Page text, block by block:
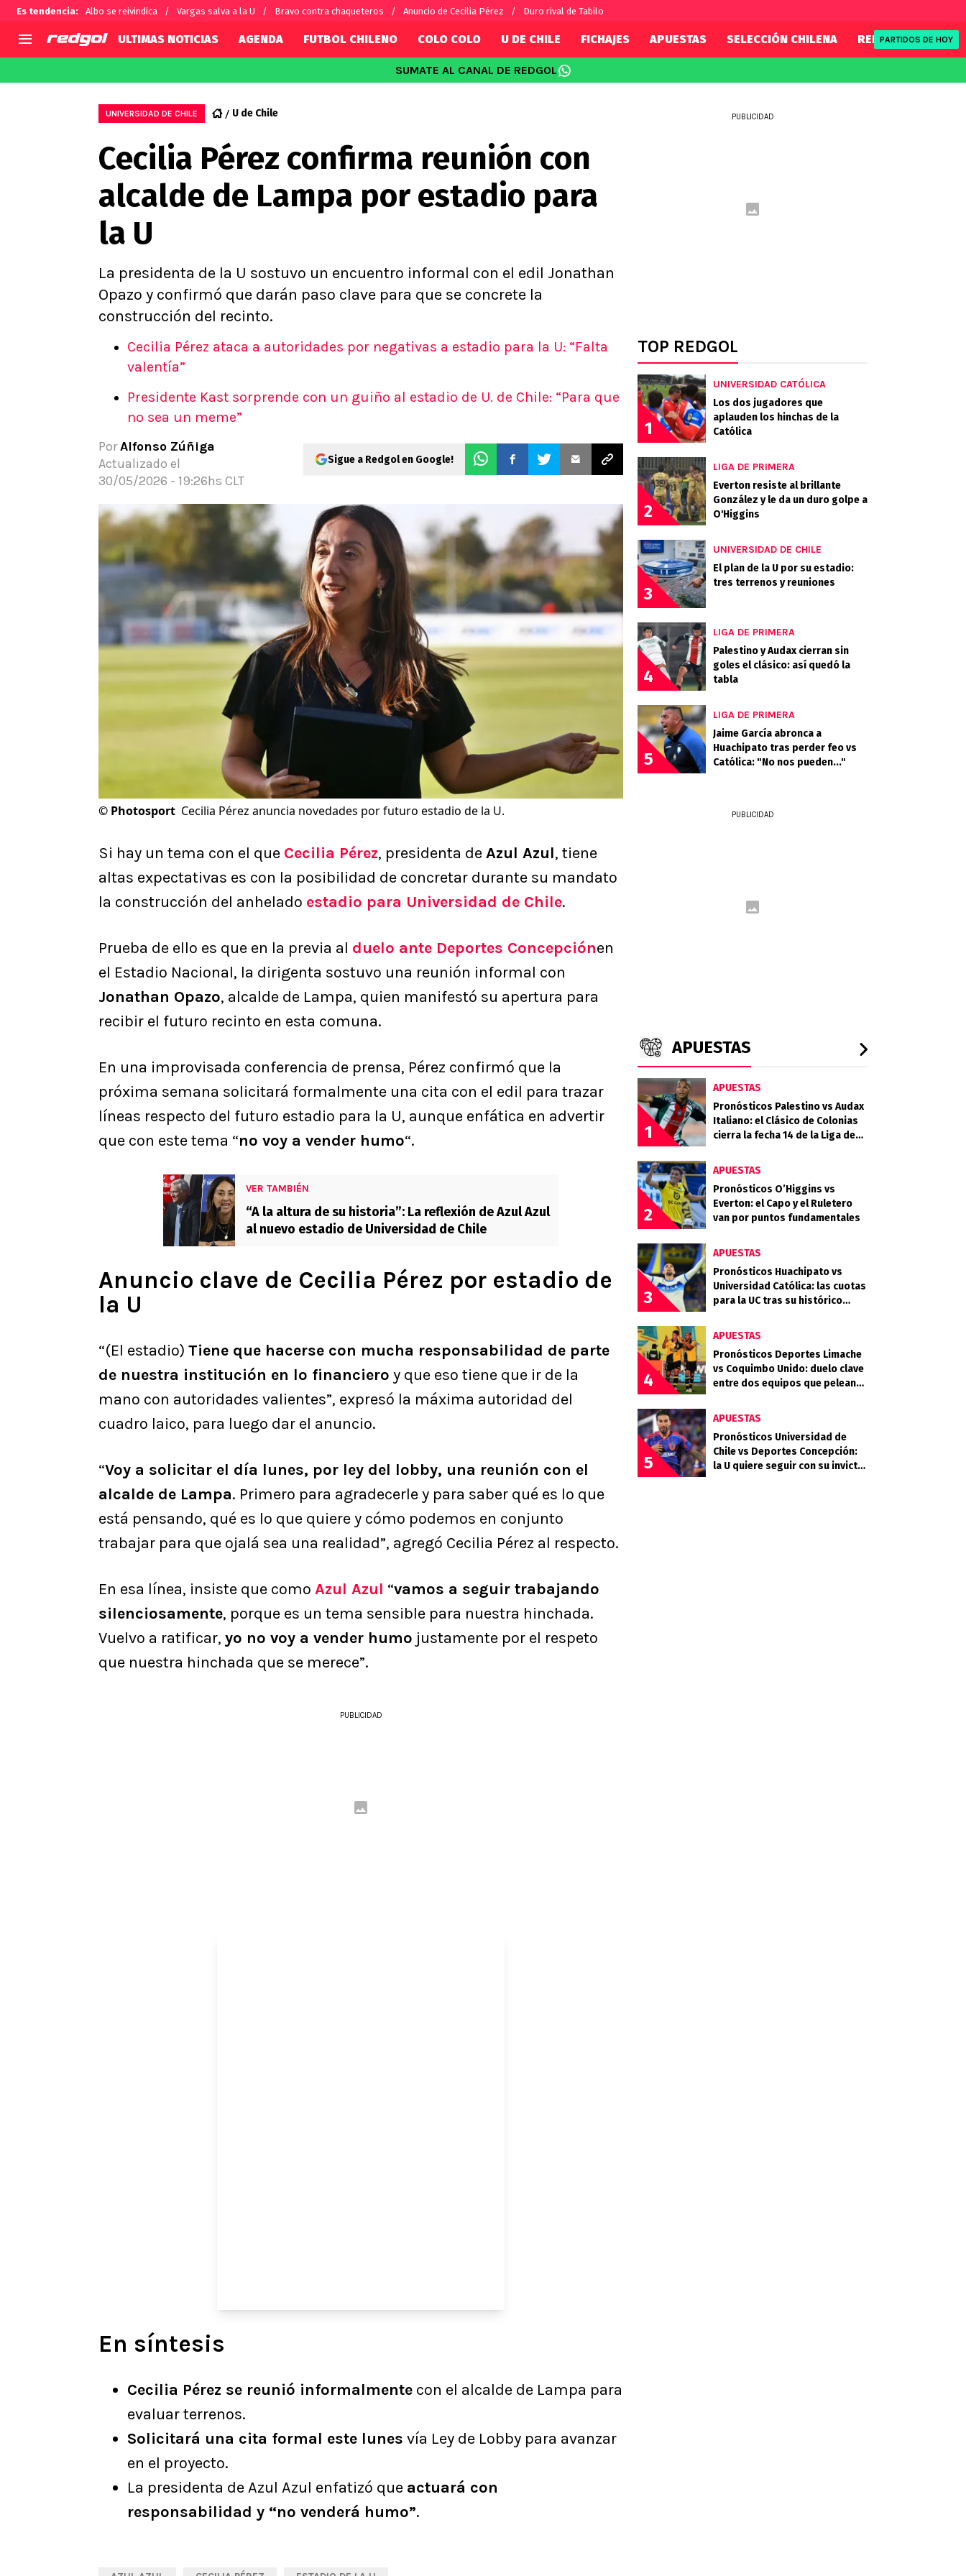
Es tendencia: Albo se reivindica Vargas salva a la U Bravo contra chaqueteros Anuncio de Cecilia Pérez Duro rival de Tabilo
Selección Chilena
U de Chile
U Católica
Campeonato Nacional
Primera B
Copa Chile
Supercopa Chile
Campeonato Femenino
Alexis Sánchez
Carlos Palacios
Chilenos por el mundo
Fútbol Argentino
Fútbol Brasileño
Conference League
Ligue 1
Premier League
Serie A
ULTIMAS NOTICIAS AGENDA FUTBOL CHILENO COLO COLO U DE CHILE FICHAJES APUESTAS SELECCIÓN CHILENA REDSPORT
PARTIDOS DE HOY
SUMATE AL CANAL DE REDGOL
UNIVERSIDAD DE CHILE U de Chile
Cecilia Pérez confirma reunión con
alcalde de Lampa por estadio para
la U
La presidenta de la U sostuvo un encuentro informal con el edil Jonathan
Opazo y confirmó que darán paso clave para que se concrete la
construcción del recinto.
Cecilia Pérez ataca a autoridades por negativas a estadio para la U: “Falta
valentía”
Presidente Kast sorprende con un guiño al estadio de U. de Chile: “Para que
no sea un meme”
PorAlfonso Zúñiga
Actualizado el
30/05/2026 - 19:26hs CLT
Sigue a Redgol en Google!
© Photosport Cecilia Pérez anuncia novedades por futuro estadio de la U.
Si hay un tema con el que Cecilia Pérez, presidenta deAzul Azul, tiene
altas expectativas es con la posibilidad de concretar durante su mandato
la construcción del anhelado estadio para Universidad de Chile.
Prueba de ello es que en la previa al duelo ante Deportes Concepciónen
el Estadio Nacional, la dirigenta sostuvo una reunión informal con
Jonathan Opazo, alcalde de Lampa, quien manifestó su apertura para
recibir el futuro recinto en esta comuna.
En una improvisada conferencia de prensa, Pérez confirmó que la
próxima semana solicitará formalmente una cita con el edil para trazar
líneas respecto del futuro estadio para la U, aunque enfática en advertir
que con este tema “no voy a vender humo“.
VER TAMBIÉN
“A la altura de su historia”: La reflexión de Azul Azul
al nuevo estadio de Universidad de Chile
Anuncio clave de Cecilia Pérez por estadio de
la U
“(El estadio) Tiene que hacerse con mucha responsabilidad de parte
de nuestra institución en lo financiero y que eso tiene que ir de la
mano con autoridades valientes”, expresó la máxima autoridad del
cuadro laico, para luego dar el anuncio.
“Voy a solicitar el día lunes, por ley del lobby, una reunión con el
alcalde de Lampa. Primero para agradecerle y para saber qué es lo que
está pensando, qué es lo que quiere y cómo podemos en conjunto
trabajar para que ojalá sea una realidad”, agregó Cecilia Pérez al respecto.
En esa línea, insiste que como Azul Azul “vamos a seguir trabajando
silenciosamente, porque es un tema sensible para nuestra hinchada.
Vuelvo a ratificar, yo no voy a vender humo justamente por el respeto
que nuestra hinchada que se merece”.
PUBLICIDAD
En síntesis
Cecilia Pérez se reunió informalmente con el alcalde de Lampa para
evaluar terrenos.
Solicitará una cita formal este lunes vía Ley de Lobby para avanzar
en el proyecto.
La presidenta de Azul Azul enfatizó que actuará con
responsabilidad y “no venderá humo”.
PUBLICIDAD
TOP REDGOL
1
UNIVERSIDAD CATÓLICA
Los dos jugadores que
aplauden los hinchas de la
Católica
2
LIGA DE PRIMERA
Everton resiste al brillante
González y le da un duro golpe a
O'Higgins
3
UNIVERSIDAD DE CHILE
El plan de la U por su estadio:
tres terrenos y reuniones
4
LIGA DE PRIMERA
Palestino y Audax cierran sin
goles el clásico: así quedó la
tabla
5
LIGA DE PRIMERA
Jaime García abronca a
Huachipato tras perder feo vs
Católica: "No nos pueden..."
PUBLICIDAD
APUESTAS
1
APUESTAS
Pronósticos Palestino vs Audax
Italiano: el Clásico de Colonias
cierra la fecha 14 de la Liga de
2
APUESTAS
Pronósticos O’Higgins vs
Everton: el Capo y el Ruletero
van por puntos fundamentales
3
APUESTAS
Pronósticos Huachipato vs
Universidad Católica: las cuotas
para la UC tras su histórico
4
APUESTAS
Pronósticos Deportes Limache
vs Coquimbo Unido: duelo clave
entre dos equipos que pelean
5
APUESTAS
Pronósticos Universidad de
Chile vs Deportes Concepción:
la U quiere seguir con su invicto